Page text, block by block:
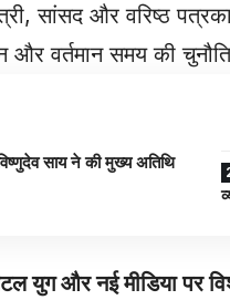
सांसद और वरिष्ठ
और वर्तमान समय की
साय ने की मुख्य अतिथि
युग और नई मीडिया पर